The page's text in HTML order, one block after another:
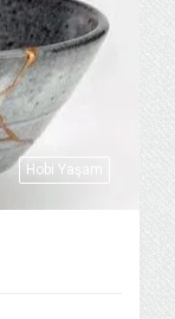
Hobi Yaşam